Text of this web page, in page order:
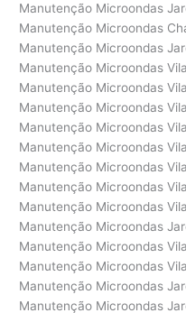
Manutenção Microondas
Manutenção Microondas
Manutenção Microondas
Manutenção Microondas
Manutenção Microondas
Manutenção Microondas
Manutenção Microondas
Manutenção Microondas
Manutenção Microondas
Manutenção Microondas
Manutenção Microondas
Manutenção Microondas
Manutenção Microondas
Manutenção Microondas
Manutenção Microondas
Manutenção Microondas